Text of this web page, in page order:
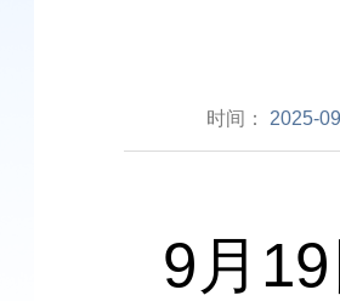
时间： 2025-
9 月 19